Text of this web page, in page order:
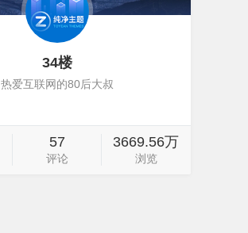
34楼
热爱互联网的80后大叔
57
评论
3669.56万
浏览